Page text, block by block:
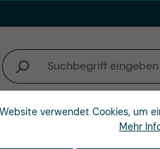
Unternehmen
verwendet Cookies, um
Mehr